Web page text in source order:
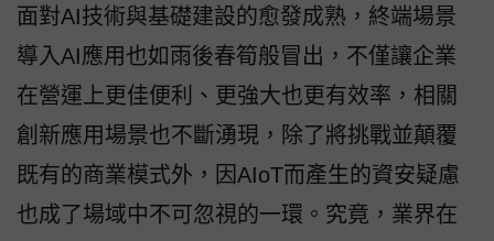
面對AI技術與基礎建設的愈發成熟，終端場景
導入AI應用也如雨後春筍般冒出，不僅讓企業
在營運上更佳便利、更強大也更有效率，相關
創新應用場景也不斷湧現，除了將挑戰並顛覆
既有的商業模式外，因AIoT而產生的資安疑慮
也成了場域中不可忽視的一環。究竟，業界在